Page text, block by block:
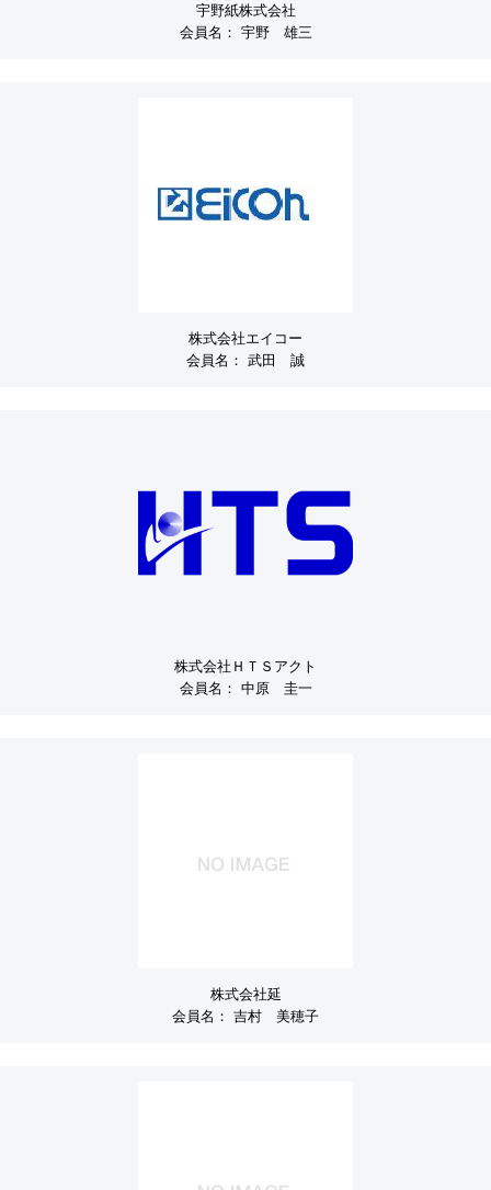
宇野紙株式会社
会員名： 宇野 雄三
株式会社エイコー
会員名： 武田 誠
株式会社ＨＴＳアクト
会員名： 中原 圭一
株式会社延
会員名： 吉村 美穂子